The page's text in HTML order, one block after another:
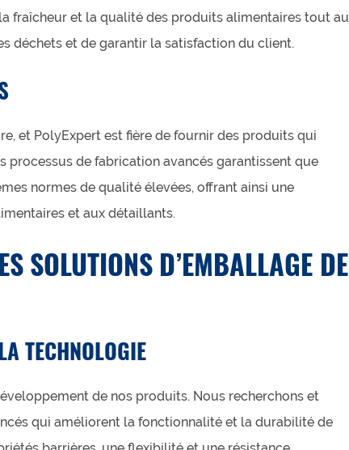
fraîcheur et la qualité des produits alimentaires tout au
déchets et de garantir la satisfaction du client.
et PolyExpert est fière de fournir des produits qui
processus de fabrication avancés garantissent que
normes de qualité élevées, offrant ainsi une
et aux détaillants.
SOLUTIONS D’EMBALLAGE DE
TECHNOLOGIE
de nos produits. Nous recherchons et
qui améliorent la fonctionnalité et la durabilité de